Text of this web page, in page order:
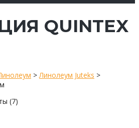
QUINTEX
>Линолеум Juteks >
(7)